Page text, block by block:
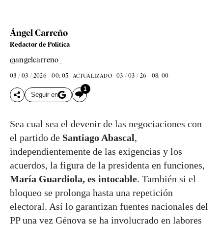
Ángel Carreño
Redactor de Política
@angelcarreno_
03 / 03 / 2026 - 00: 05 ACTUALIZADO 03 / 03 / 26 - 08: 00
Seguir en
1
Sea cual sea el devenir de las negociaciones con
el partido de Santiago Abascal,
independientemente de las exigencias y los
acuerdos, la figura de la presidenta en funciones,
María Guardiola, es intocable. También si el
bloqueo se prolonga hasta una repetición
electoral. Así lo garantizan fuentes nacionales del
PP una vez Génova se ha involucrado en labores